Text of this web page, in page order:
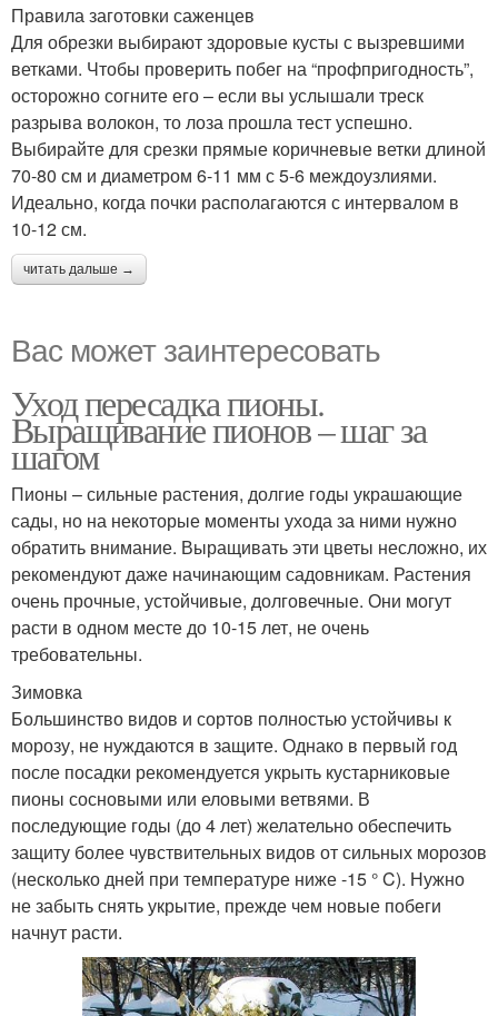
Правила заготовки саженцев
Для обрезки выбирают здоровые кусты с вызревшими
ветками. Чтобы проверить побег на “профпригодность”,
осторожно согните его – если вы услышали треск
разрыва волокон, то лоза прошла тест успешно.
Выбирайте для срезки прямые коричневые ветки длиной
70-80 см и диаметром 6-11 мм с 5-6 междоузлиями.
Идеально, когда почки располагаются с интервалом в
10-12 см.
читать дальше →
Вас может заинтересовать
Уход пересадка пионы.
Выращивание пионов – шаг за
шагом
Пионы – сильные растения, долгие годы украшающие
сады, но на некоторые моменты ухода за ними нужно
обратить внимание. Выращивать эти цветы несложно, их
рекомендуют даже начинающим садовникам. Растения
очень прочные, устойчивые, долговечные. Они могут
расти в одном месте до 10-15 лет, не очень
требовательны.
Зимовка
Большинство видов и сортов полностью устойчивы к
морозу, не нуждаются в защите. Однако в первый год
после посадки рекомендуется укрыть кустарниковые
пионы сосновыми или еловыми ветвями. В
последующие годы (до 4 лет) желательно обеспечить
защиту более чувствительных видов от сильных морозов
(несколько дней при температуре ниже -15 ° C). Нужно
не забыть снять укрытие, прежде чем новые побеги
начнут расти.